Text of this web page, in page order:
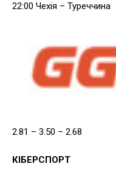
22:00 Чехія – Туреччина
2.81 – 3.50 – 2.68
КІБЕРСПОРТ